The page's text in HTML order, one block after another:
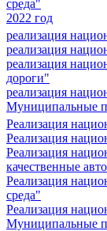
среда"
2022 год
реализация
реализация
реализация
дороги"
реализация
Муниципальные
Реализация
Реализация
Реализация
качественные
Реализация
среда"
Реализация
Муниципальные